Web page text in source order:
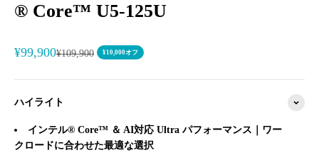
® Core™ U5-125U
セール価格
¥99,900通常価格
¥109,900 ¥10,000オフ
ハイライト
インテル® Core™ ＆ AI対応 Ultra パフォーマンス｜ワー
クロードに合わせた最適な選択